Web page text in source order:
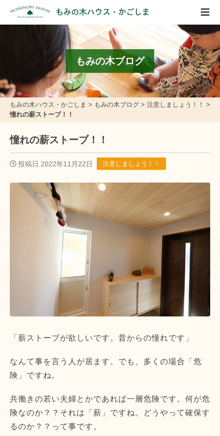
もみの木ハウス・かごしま
もみの木ブログ
もみの木ハウス・かごしま > もみの木ブログ > 注意しましょう！！ >
憧れの薪ストーブ！！
憧れの薪ストーブ！！
投稿日 2022年11月22日 注意しましょう！！
「薪ストーブが欲しいです。昔からの憧れです」
なんて事を言う人が居ます。でも、多くの場合「危
険」ですね。
共働きの若い夫婦とかであれば一層危険です。何が危
険なのか？？それは「薪」ですね。どうやって確保す
るのか？？って事です。